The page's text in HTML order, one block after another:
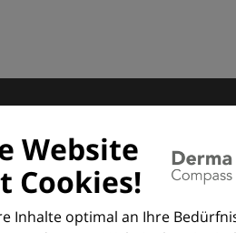
Website
Cookies!
Inhalte optimal an Ihre
in der
dem European Dermatology